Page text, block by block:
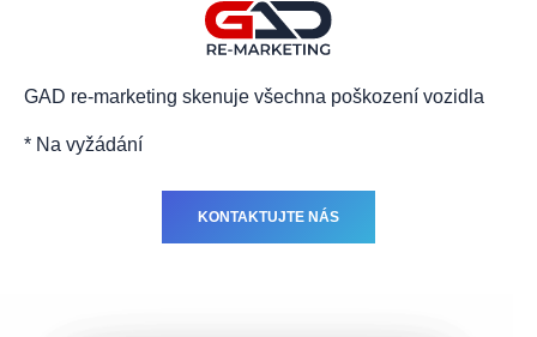
GAD re-marketing skenuje všechna poškození vozidla
* Na vyžádání
KONTAKTUJTE NÁS